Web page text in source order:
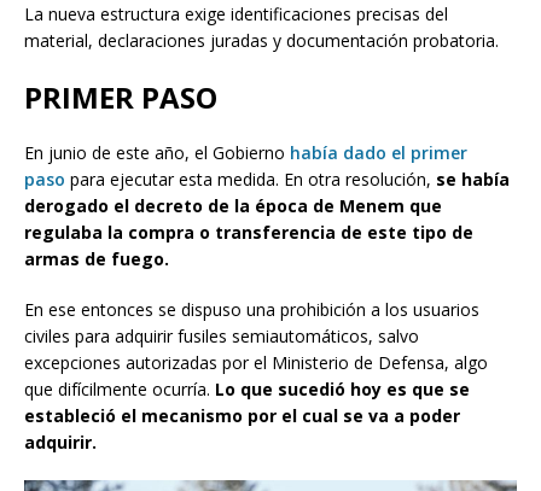
La nueva estructura exige identificaciones precisas del
material, declaraciones juradas y documentación probatoria.
PRIMER PASO
En junio de este año, el Gobierno había dado el primer
paso para ejecutar esta medida. En otra resolución, se había
derogado el decreto de la época de Menem que
regulaba la compra o transferencia de este tipo de
armas de fuego.
En ese entonces se dispuso una prohibición a los usuarios
civiles para adquirir fusiles semiautomáticos, salvo
excepciones autorizadas por el Ministerio de Defensa, algo
que difícilmente ocurría. Lo que sucedió hoy es que se
estableció el mecanismo por el cual se va a poder
adquirir.